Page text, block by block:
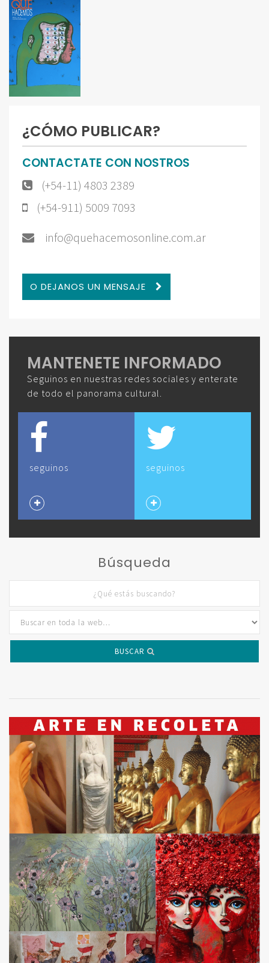
¿CÓMO PUBLICAR?
CONTACTATE CON NOSTROS
(+54-11) 4803 2389
(+54-911) 5009 7093
info@quehacemosonline.com.ar
O DEJANOS UN MENSAJE
MANTENETE INFORMADO
Seguinos en nuestras redes sociales y enterate
de todo el panorama cultural.
seguinos seguinos
Búsqueda
BUSCAR